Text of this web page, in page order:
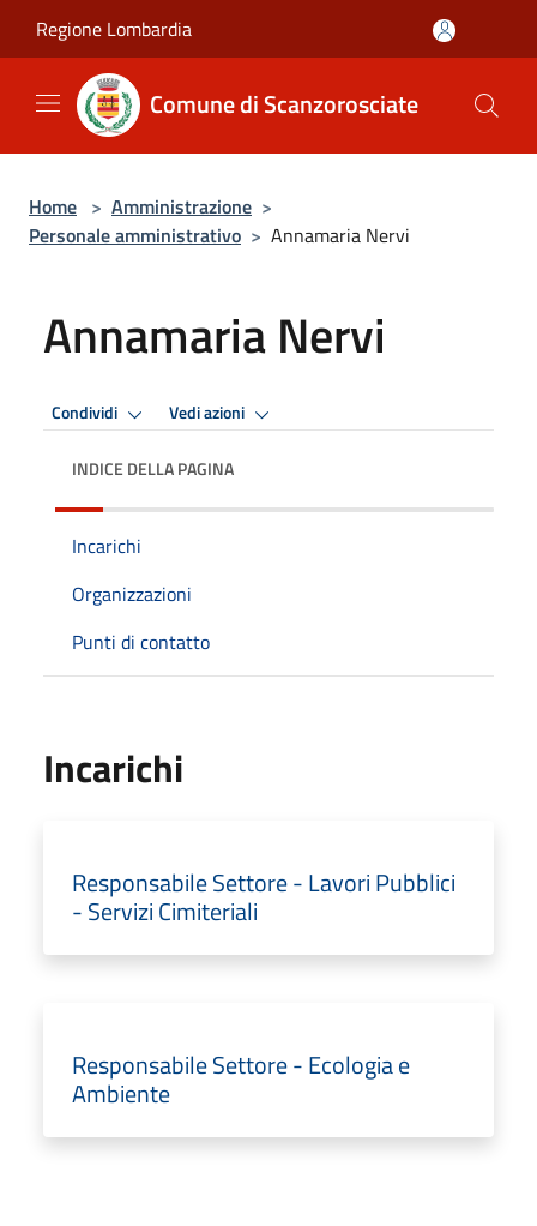
Regione Lombardia
Comune di Scanzorosciate
Home > Amministrazione >
Personale amministrativo > Annamaria Nervi
Annamaria Nervi
Condividi Vedi azioni
INDICE DELLA PAGINA
Incarichi
Organizzazioni
Punti di contatto
Incarichi
Responsabile Settore - Lavori Pubblici
- Servizi Cimiteriali
Responsabile Settore - Ecologia e
Ambiente